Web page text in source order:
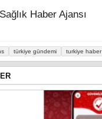
Haber Ajansı
türkiye gündemi turkiye haber